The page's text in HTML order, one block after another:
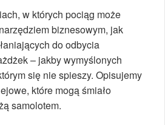
w których pociąg może
biznesowym, jak
do odbycia
– jakby wymyślonych
się nie spieszy. Opisujemy
które mogą śmiało
samolotem.